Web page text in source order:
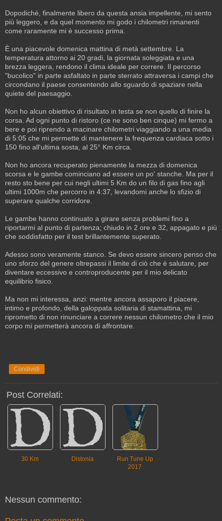
Dopodiché, finalmente libero da questa ansia impellente, mi sento
più leggero, e da quel momento mi godo i chilometri rimanenti
come raramente mi è successo prima.
È una piacevole domenica mattina di metà settembre. La
temperatura attorno ai 20 gradi, la giornata soleggiata e una
brezza leggera, rendono il clima ideale per correre. Il percorso
"bucolico" in parte asfaltato in parte sterrato attraversa i campi che
circondano il paese consentendo allo sguardo di spaziare nella
quiete del paesaggio.
Non ho alcun obiettivo di risultato in testa se non quello di finire la
corsa. Ad ogni punto di ristoro (ce ne sono ben cinque) mi fermo a
bere e poi riprendo a macinare chilometri viaggiando a una media
di 5:05 che mi permette di mantenere la frequenza cardiaca sotto i
150 fino all'ultima sosta, al 25° Km circa.
Non ho ancora recuperato pienamente la mezza di domenica
scorsa e le gambe cominciano ad essere un po' stanche. Ma per il
resto sto bene per cui negli ultimi 5 Km do un filo di gas fino agli
ultimi 1000m che percorro in 4:37, levandomi anche lo sfizio di
superare qualche corridore.
Le gambe hanno continuato a girare senza problemi fino a
riportarmi al punto di partenza; chiudo in 2 ore e 32, appagato e più
che soddisfatto per il test brillantemente superato.
Adesso sono veramente stanco. Se devo essere sincero penso che
uno sforzo del genere oltrepassi il limite di ciò che è salutare, per
diventare eccessivo e controproducente per il mio delicato
equilibrio fisico.
Ma non mi interessa, anzi: mentre ancora assaporo il piacere,
intimo e profondo, della galoppata solitaria di stamattina, mi
riprometto di non rinunciare a correre nessun chilometro che il mio
corpo mi permetterà ancora di affrontare.
Condividi
Post Correlati:
30 Km Distonia
Run Tune Up
2017
Nessun commento: